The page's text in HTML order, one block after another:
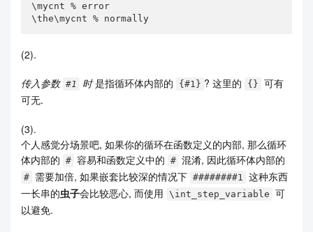
\mycnt % error
\the\mycnt % normally
(2).
传入参数 #1 时是指循环体内部的 {#1} ? 这里的 {} 可有
可无.
(3).
个人感觉分场景吧, 如果你的循环在函数定义的内部, 那么循环
体内部的 # 容易和函数定义中的 # 混淆, 因此循环体内部的
# 需要加倍, 如果嵌套比较深的情况下 ########1
这种东西
一长串的虫子会比较恶心, 而使用 \int_step_variable 可
以避免.